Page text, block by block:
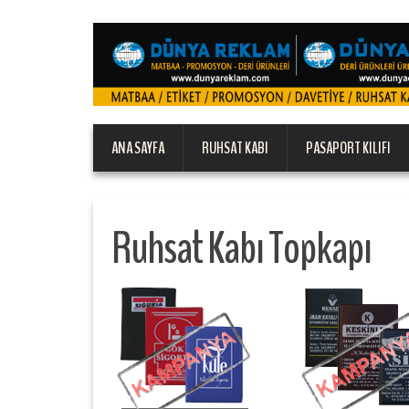
ANA SAYFA RUHSAT KABI PASAPORT KILIFI
Ruhsat Kabı Topkapı